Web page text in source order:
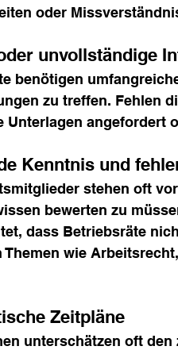
oder
unvollständige
benötigen
zu treffen. Fehlen
Unterlagen angefordert
Kenntnis und
stehen oft
bewerten zu
dass Betriebsräte
Themen wie
Zeitpläne
unterschätzen oft